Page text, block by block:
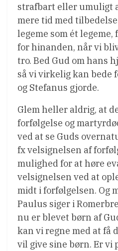
strafbart eller umuligt
mere tid med
legeme som ét
for hinanden, når vi
tro. Bed Gud om hans
så vi virkelig kan bede
og Stefanus gjorde.
Glem heller aldrig, at
forfølgelse og
ved at se Guds
fx velsignelsen af
mulighed for at høre
velsignelsen ved at
midt i forfølgelsen. Og
Paulus siger i
nu er blevet børn af
kan vi regne med at få
vil give sine børn. Er vi